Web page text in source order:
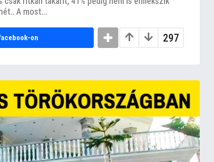
A most...
297
on